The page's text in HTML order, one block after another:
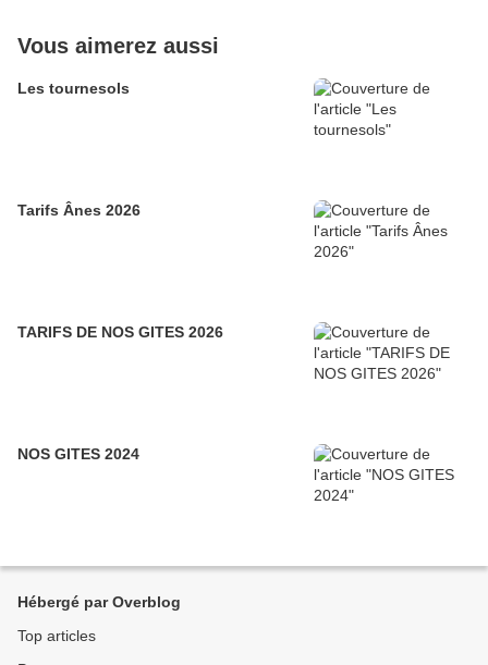
Vous aimerez aussi
Les tournesols
Tarifs Ânes 2026
TARIFS DE NOS GITES 2026
NOS GITES 2024
Hébergé par Overblog
Top articles